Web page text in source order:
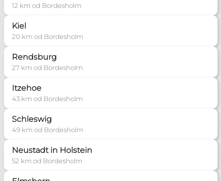
12 km od Bordesholm
Kiel
20 km od Bordesholm
Rendsburg
27 km od Bordesholm
Itzehoe
43 km od Bordesholm
Schleswig
49 km od Bordesholm
Neustadt in Holstein
52 km od Bordesholm